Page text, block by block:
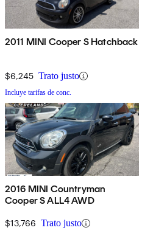
2011 MINI Cooper S Hatchback
$6,245 Trato justo
Incluye tarifas de conc.
2016 MINI Countryman
Cooper S ALL4 AWD
$13,766 Trato justo